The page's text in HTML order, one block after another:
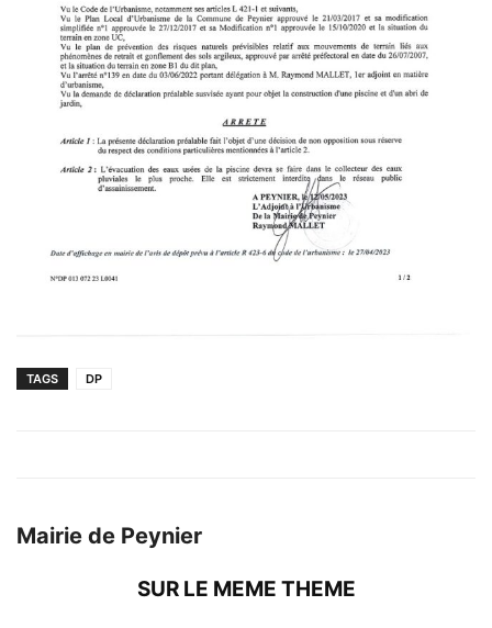
TAGS DP
Mairie de Peynier
SUR LE MEME THEME